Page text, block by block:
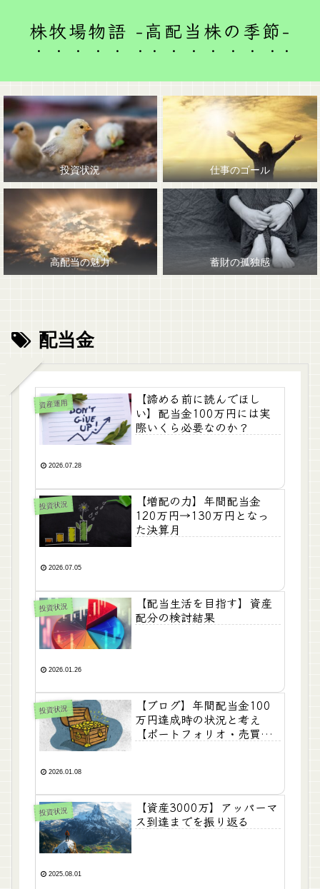
株牧場物語 -高配当株の季節-
投資状況 仕事のゴール
高配当の魅力 蓄財の孤独感
配当金
資産運用
【諦める前に読んでほし
い】配当金100万円には実
際いくら必要なのか？
2026.07.28
投資状況
【増配の力】年間配当金
120万円→130万円となっ
た決算月
2026.07.05
投資状況
【配当生活を目指す】資産
配分の検討結果
2026.01.26
投資状況
【ブログ】年間配当金100
万円達成時の状況と考え
【ポートフォリオ・売買判
2026.01.08
投資状況
【資産3000万】アッパーマ
ス到達までを振り返る
2025.08.01